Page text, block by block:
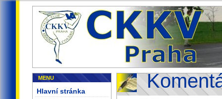
MENU
Hlavní stránka